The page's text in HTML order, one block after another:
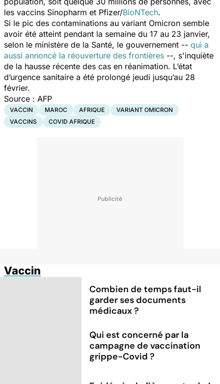
les vaccins Sinopharm et Pfizer/BioNTech.
Si le pic des contaminations au variant Omicron semble
avoir été atteint pendant la semaine du 17 au 23 janvier,
selon le ministère de la Santé, le gouvernement -- qui a
aussi annoncé la réouverture des frontières --, s'inquiète
de la hausse récente des cas en réanimation. L’état
d’urgence sanitaire a été prolongé jeudi jusqu’au 28
février.
Source : AFP
VACCIN MAROC AFRIQUE
VARIANT OMICRON
VACCINS
COVID AFRIQUE
Vaccin
Combien de temps faut-il
garder ses documents
médicaux ?
Qui est concerné par la
campagne de vaccination
grippe-Covid ?